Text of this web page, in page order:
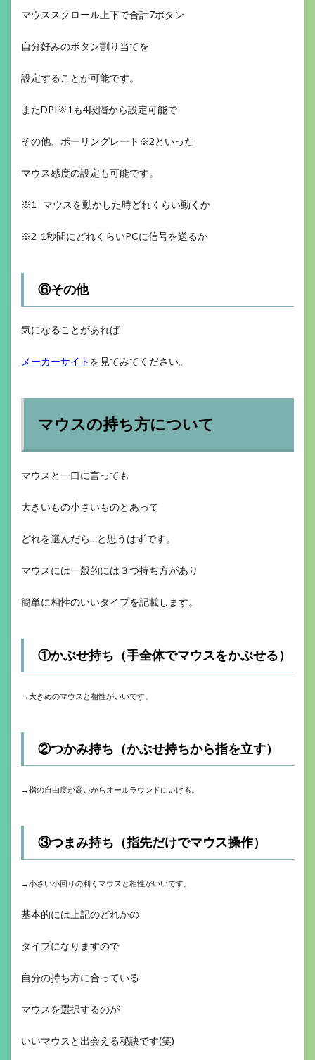
マウススクロール上下で合計7ボタン
自分好みのボタン割り当てを
設定することが可能です。
またDPI※1も4段階から設定可能で
その他、ポーリングレート※2といった
マウス感度の設定も可能です。
※1 マウスを動かした時どれくらい動くか
※2 1秒間にどれくらいPCに信号を送るか
⑥その他
気になることがあれば
メーカーサイト を見てみてください。
マウスの持ち方について
マウスと一口に言っても
大きいもの小さいものとあって
どれを選んだら…と思うはずです。
マウスには一般的には３つ持ち方があり
簡単に相性のいいタイプを記載します。
①かぶせ持ち（手全体でマウスをかぶせる）
→大きめのマウスと相性がいいです。
②つかみ持ち（かぶせ持ちから指を立す）
→指の自由度が高いからオールラウンドにいける。
③つまみ持ち（指先だけでマウス操作）
→小さい小回りの利くマウスと相性がいいです。
基本的には上記のどれかの
タイプになりますので
自分の持ち方に合っている
マウスを選択するのが
いいマウスと出会える秘訣です(笑)